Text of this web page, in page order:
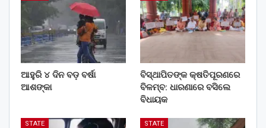
ଆହୁରି ୪ ଦିନ ବଡ଼ ବର୍ଷା
ଆଶଙ୍କା
ବିସ୍ଥାପିତଙ୍କ କ୍ଷତିପୂରଣରେ
ବିଳମ୍ବ: ଧାରଣାରେ ବସିଲେ
ବିଧାୟକ
STATE STATE